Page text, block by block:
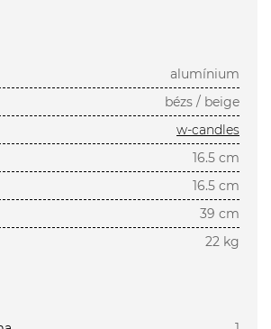
alumínium
bézs / beige
w-candles
16.5 cm
16.5 cm
39 cm
22 kg